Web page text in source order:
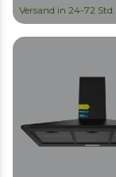
Oberfläche in
Schwarz, Klasse
Versand in 24-72 Std.